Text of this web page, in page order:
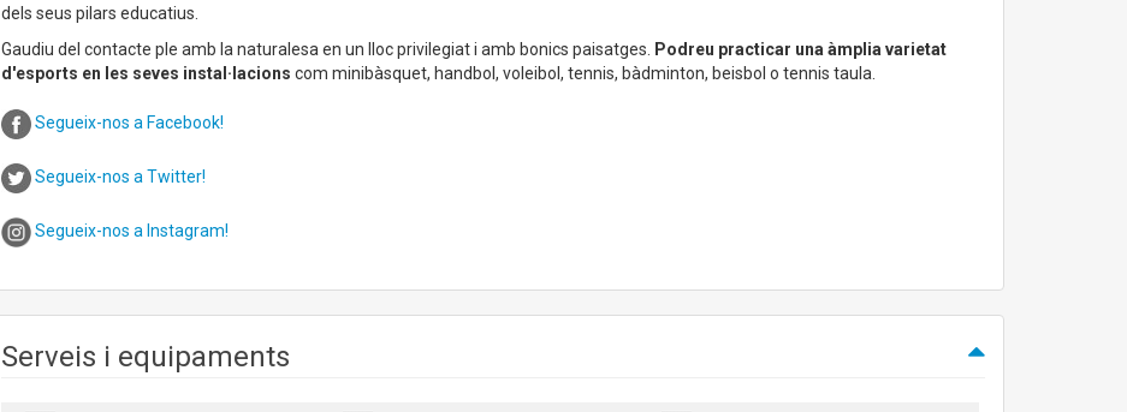
dels seus pilars educatius.
Gaudiu del contacte ple amb la naturalesa en un lloc privilegiat i amb bonics paisatges.
Podreu practicar una àmplia varietat
d'esports en les seves instal·lacions com minibàsquet, handbol, voleibol, tennis, bàdminton, beisbol o tennis taula.
Segueix-nos a Facebook!
Segueix-nos a Twitter!
Segueix-nos a Instagram!
Serveis i equipaments